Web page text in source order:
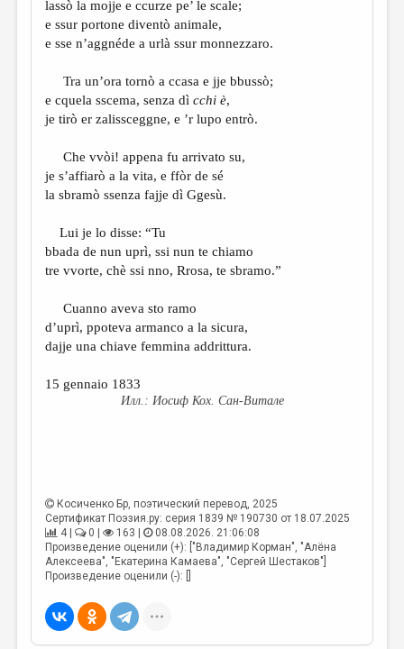
lassò la mojje e ccurze pe’ le scale;
e ssur portone diventò animale,
e sse n’aggnéde a urlà ssur monnezzaro.
Tra un’ora tornò a ccasa e jje bbussò;
e cquela sscema, senza dìcchi è,
je tirò er zalissceggne, e ’r lupo entrò.
Che vvòi! appena fu arrivato su,
je s’affiarò a la vita, e ffòr de sé
la sbramò ssenza fajje dì Ggesù.
Lui je lo disse: “Tu
bbada de nun uprì, ssi nun te chiamo
tre vvorte, chè ssi nno, Rrosa, te sbramo.”
Cuanno aveva sto ramo
d’uprì, ppoteva armanco a la sicura,
dajje una chiave femmina addrittura.
15 gennaio 1833
Иосиф Кох. Сан-Витале
Косиченко Бр , поэтический перевод, 2025
Сертификат Поэзия.ру: серия 1839 № 190730 от 18.07.2025
4 |
0 | 163 |
08.08.2026. 21:06:08
Произведение оценили (+): ["Владимир Корман", "Алёна
Алексеева", "Екатерина Камаева", "Сергей Шестаков"]
Произведение оценили (-): []